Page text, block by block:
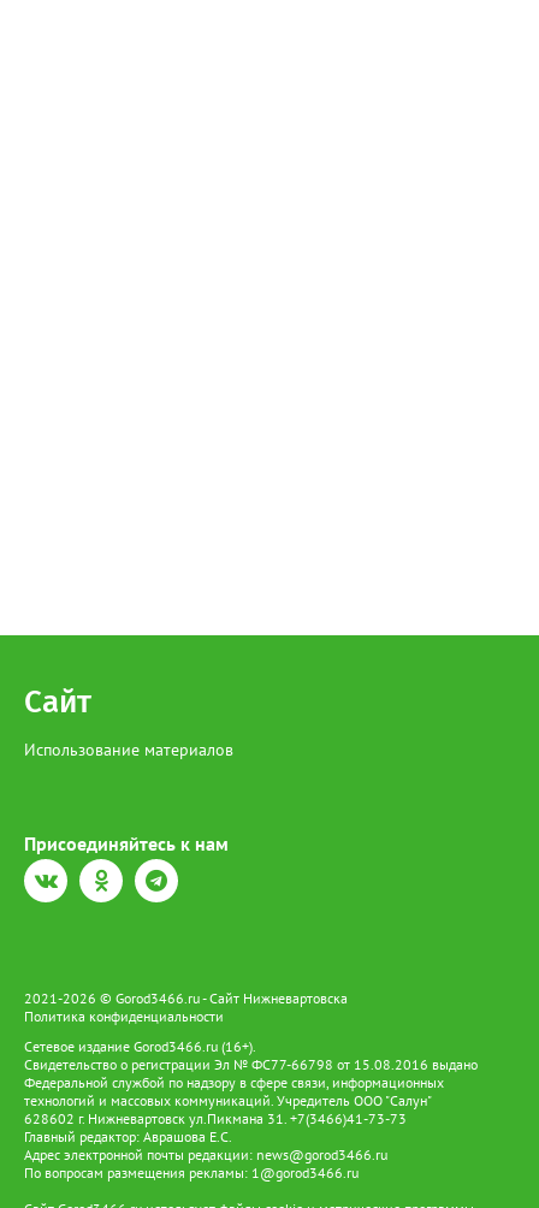
Сайт
Использование материалов
Присоединяйтесь к нам
2021-2026 © Gorod3466.ru - Сайт Нижневартовска
Политика конфиденциальности
Сетевое издание Gorod3466.ru (16+).
Свидетельство о регистрации Эл № ФС77-66798 от 15.08.2016 выдано
Федеральной службой по надзору в сфере связи, информационных
технологий и массовых коммуникаций. Учредитель ООО "Салун"
628602 г. Нижневартовск ул.Пикмана 31. +7(3466)41-73-73
Главный редактор: Аврашова Е.С.
Адрес электронной почты редакции: news@gorod3466.ru
По вопросам размещения рекламы: 1@gorod3466.ru